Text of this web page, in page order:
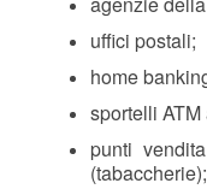
uffici postali;
home
sportelli
punti
(tabaccherie);